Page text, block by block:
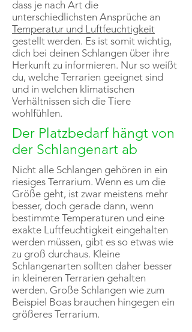
dass je nach Art die
unterschiedlichsten Ansprüche an
Temperatur und Luftfeuchtigkeit
gestellt werden. Es ist somit wichtig,
dich bei deinen Schlangen über ihre
Herkunft zu informieren. Nur so weißt
du, welche Terrarien geeignet sind
und in welchen klimatischen
Verhältnissen sich die Tiere
wohlfühlen.
Der Platzbedarf hängt von
der Schlangenart ab
Nicht alle Schlangen gehören in ein
riesiges Terrarium. Wenn es um die
Größe geht, ist zwar meistens mehr
besser, doch gerade dann, wenn
bestimmte Temperaturen und eine
exakte Luftfeuchtigkeit eingehalten
werden müssen, gibt es so etwas wie
zu groß durchaus. Kleine
Schlangenarten sollten daher besser
in kleineren Terrarien gehalten
werden. Große Schlangen wie zum
Beispiel Boas brauchen hingegen ein
größeres Terrarium.